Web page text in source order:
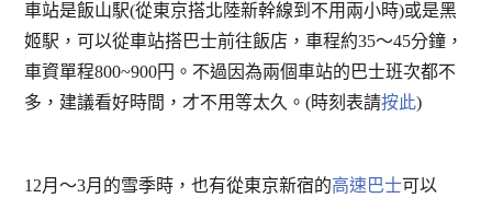
車站是飯山駅(從東京搭北陸新幹線到不用兩小時)或是黑
姬駅，可以從車站搭巴士前往飯店，車程約35～45分鐘，
車資單程800~900円。不過因為兩個車站的巴士班次都不
多，建議看好時間，才不用等太久。(時刻表請按此)
12月～3月的雪季時，也有從東京新宿的高速巴士可以